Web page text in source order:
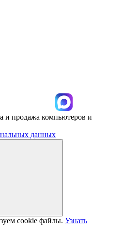
и продажа компьютеров и
данных
cookie файлы. Узнать